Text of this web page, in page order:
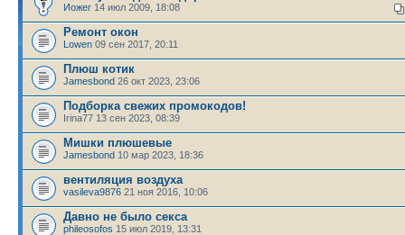
Иожег 14 июл 2009, 18:08
Ремонт окон
Lowen 09 сен 2017, 20:11
Плюш котик
Jamesbond 26 окт 2023, 23:06
Подборка свежих промокодов!
Irina77 13 сен 2023, 08:39
Мишки плюшевые
Jamesbond 10 мар 2023, 18:36
вентиляция воздуха
vasileva9876 21 ноя 2016, 10:06
Давно не было секса
phileosofos 15 июл 2019, 13:31